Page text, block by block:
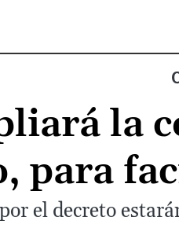
la
para
el decreto